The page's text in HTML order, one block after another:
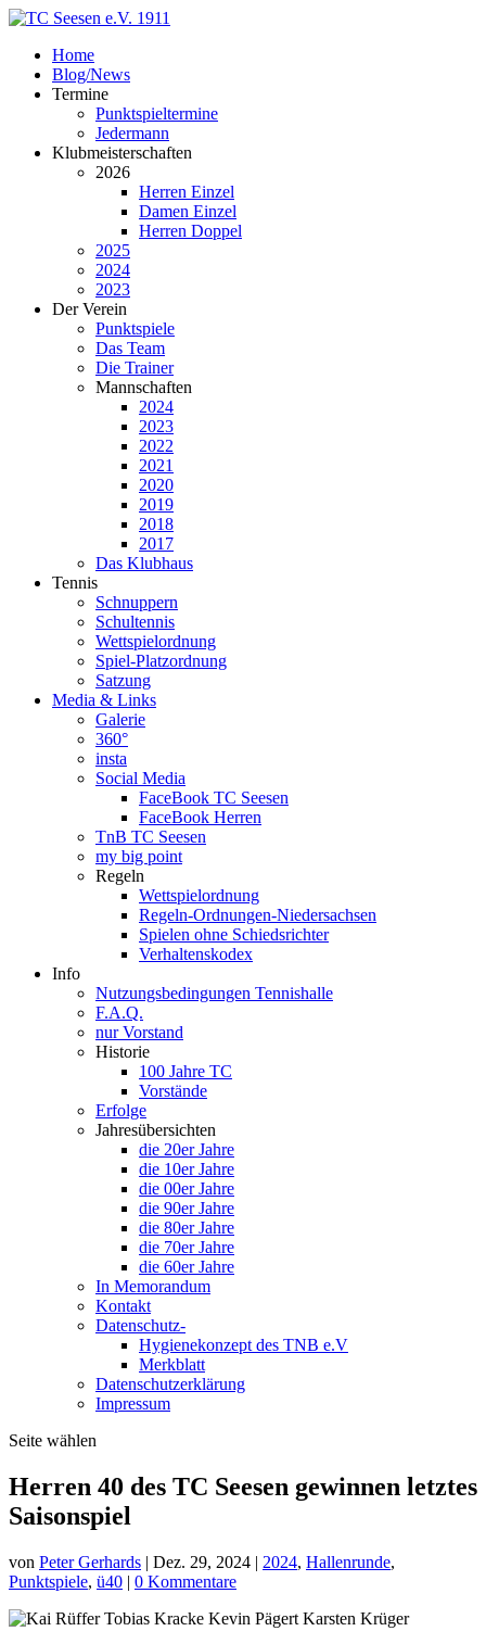
Home
Blog/News
Termine
Punktspieltermine
Jedermann
Klubmeisterschaften
2026
Herren Einzel
Damen Einzel
Herren Doppel
2025
2024
2023
Der Verein
Punktspiele
Das Team
Die Trainer
Mannschaften
2024
2023
2022
2021
2020
2019
2018
2017
Das Klubhaus
Tennis
Schnuppern
Schultennis
Wettspielordnung
Spiel-Platzordnung
Satzung
Media & Links
Galerie
360°
insta
Social Media
FaceBook TC Seesen
FaceBook Herren
TnB TC Seesen
my big point
Regeln
Wettspielordnung
Regeln-Ordnungen-Niedersachsen
Spielen ohne Schiedsrichter
Verhaltenskodex
Info
Nutzungsbedingungen Tennishalle
F.A.Q.
nur Vorstand
Historie
100 Jahre TC
Vorstände
Erfolge
Jahresübersichten
die 20er Jahre
die 10er Jahre
die 00er Jahre
die 90er Jahre
die 80er Jahre
die 70er Jahre
die 60er Jahre
In Memorandum
Kontakt
Datenschutz-
Hygienekonzept des TNB e.V
Merkblatt
Datenschutzerklärung
Impressum
Seite wählen
Herren 40 des TC Seesen gewinnen letztes
Saisonspiel
von Peter Gerhards | Dez. 29, 2024 | 2024, Hallenrunde,
Punktspiele, ü40 | 0 Kommentare